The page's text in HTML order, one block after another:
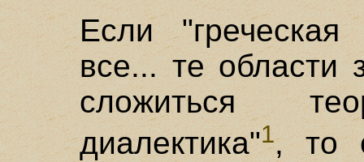
Если
все... те области
сложиться
диалектика"1, то